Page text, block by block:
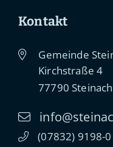
Kontakt
Gemeinde
Kirchstraße 4
77790 Steinach
(07832) 91 98-0